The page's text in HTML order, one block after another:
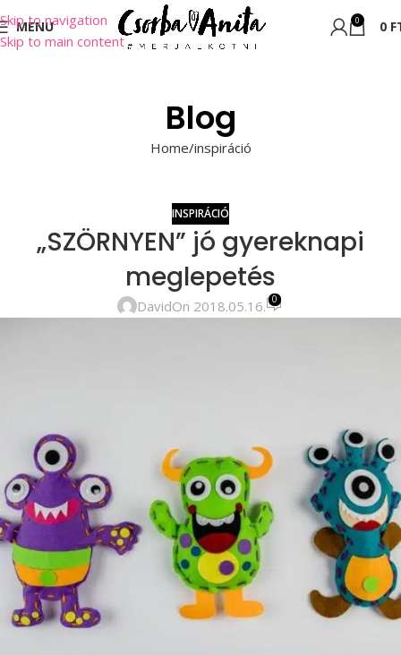
Skip to navigation
Skip to main content
MENU 0 0
Blog
Home inspiráció
INSPIRÁCIÓ
„SZÖRNYEN” jó gyereknapi
meglepetés
DavidOn 2018.05.16. 0